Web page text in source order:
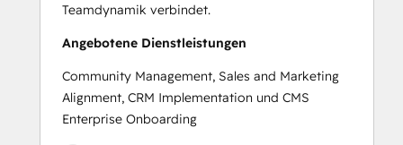
Teamdynamik verbindet.
Angebotene Dienstleistungen
Community Management, Sales and Marketing
Alignment, CRM Implementation und CMS
Enterprise Onboarding